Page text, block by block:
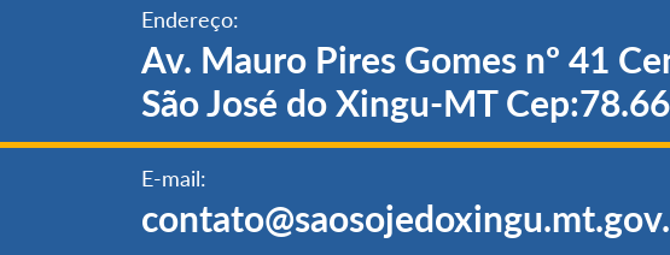
Endereço:
Av. Mauro Pires Gomes nº 41
São José do Xingu-MT
E-mail: